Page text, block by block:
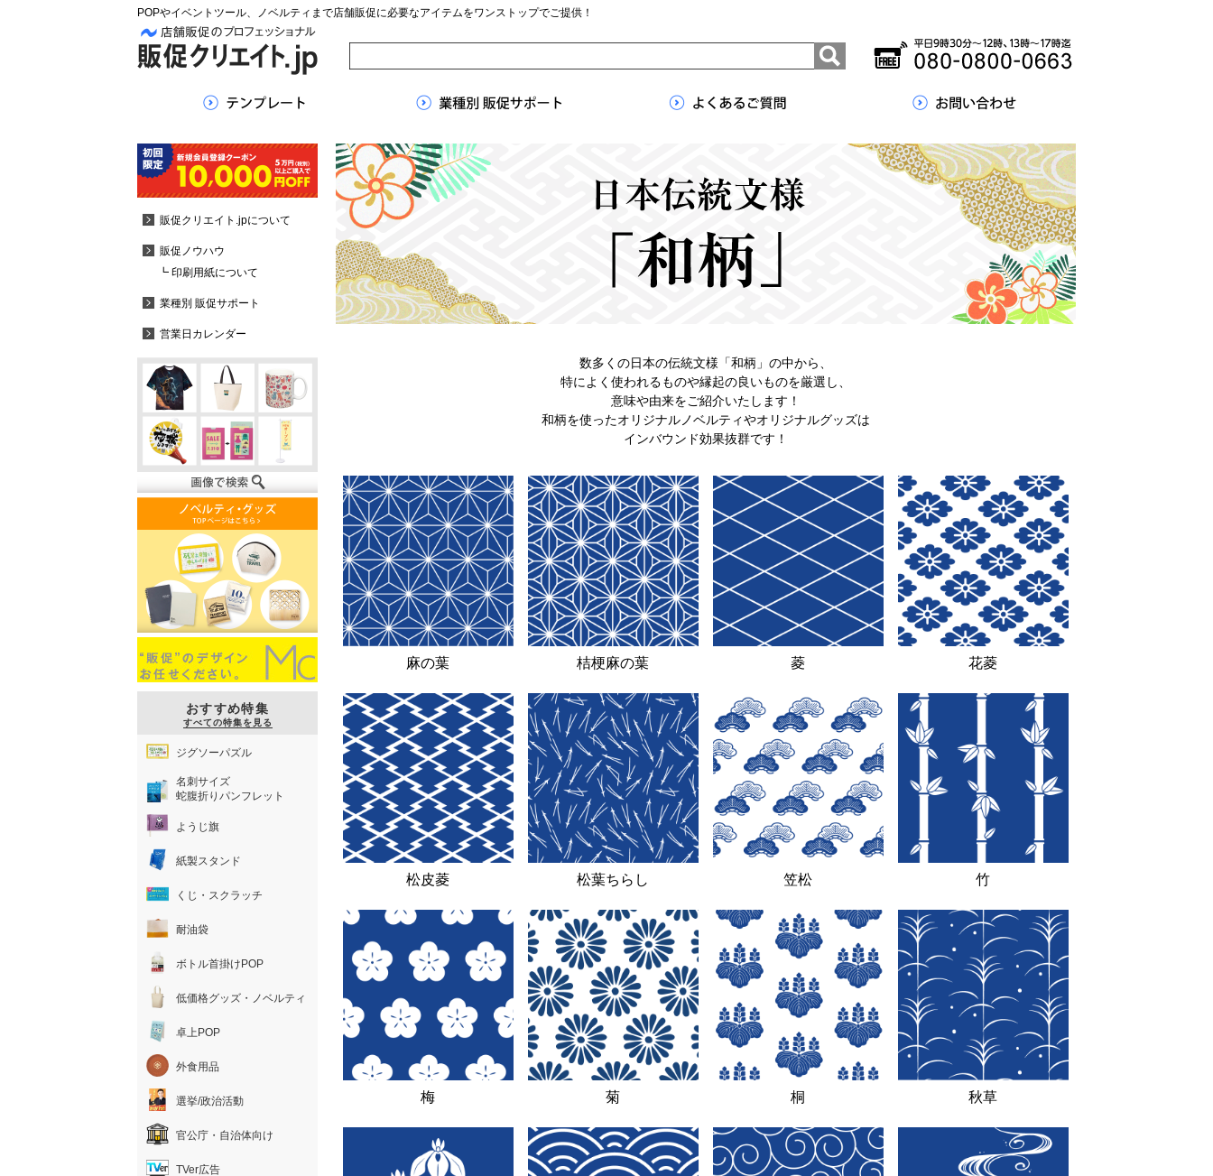
POPやイベントツール、ノベルティまで店舗販促に必要なアイテムをワンストップでご提供！
販促クリエイト.jpについて
販促ノウハウ
┗ 印刷用紙について
業種別 販促サポート
営業日カレンダー
おすすめ特集
すべての特集を見る
ジグソーパズル
名刺サイズ
蛇腹折りパンフレット
ようじ旗
紙製スタンド
くじ・スクラッチ
耐油袋
ボトル首掛けPOP
低価格グッズ・ノベルティ
卓上POP
外食用品
選挙/政治活動
官公庁・自治体向け
TVer広告
数多くの日本の伝統文様「和柄」の中から、
特によく使われるものや縁起の良いものを厳選し、
意味や由来をご紹介いたします！
和柄を使ったオリジナルノベルティやオリジナルグッズは
インバウンド効果抜群です！
麻の葉 桔梗麻の葉 菱 花菱
松皮菱 松葉ちらし 笠松 竹
梅 菊 桐 秋草